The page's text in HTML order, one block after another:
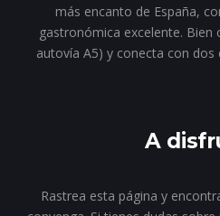
más encanto de España,
gastronómica excelente. Bien
autovía A5) y conecta con dos
A
Rastrea esta página y